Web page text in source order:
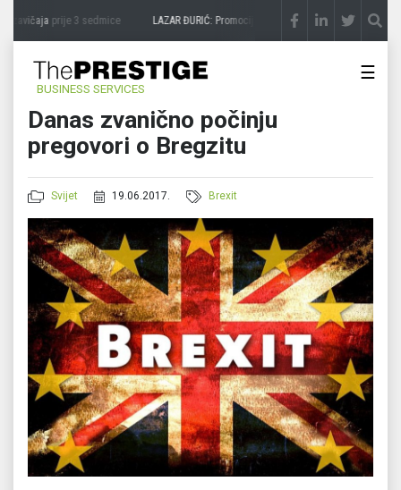
zavičajaprije 3 sedmice LAZAR ĐURIĆ: Promocija potencijal pretvara u destinaciju
BUSINESS SERVICES
☰
Danas zvanično počinju
pregovori o Bregzitu
Svijet 19.06.2017. Brexit